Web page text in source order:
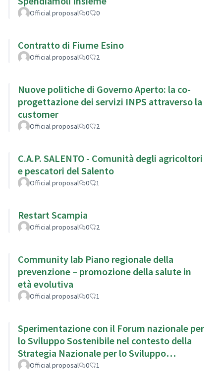
Official proposal 0 0
Contratto di Fiume Esino
Official proposal 0 2
Nuove politiche di Governo Aperto: la co-
progettazione dei servizi INPS attraverso la
customer
Official proposal 0 2
C.A.P. SALENTO - Comunità degli agricoltori
e pescatori del Salento
Official proposal 0 1
Restart Scampia
Official proposal 0 2
Community lab Piano regionale della
prevenzione – promozione della salute in
età evolutiva
Official proposal 0 1
Sperimentazione con il Forum nazionale per
lo Sviluppo Sostenibile nel contesto della
Strategia Nazionale per lo Sviluppo
Sostenibile
Official proposal 0 1